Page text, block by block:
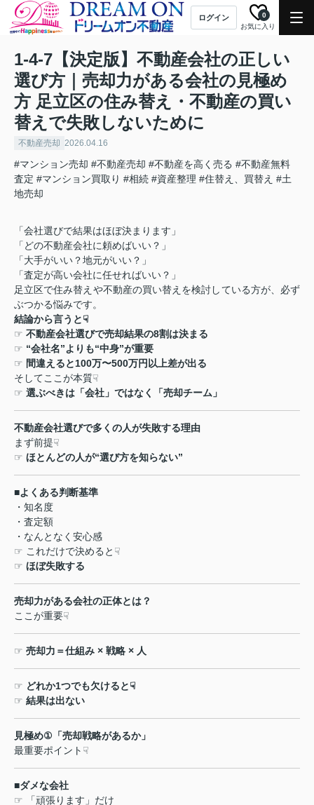
ログイン
お気に入り
0
1-4-7【決定版】不動産会社の正しい
選び方｜売却力がある会社の見極め
方 足立区の住み替え・不動産の買い
替えで失敗しないために
不動産売却 2026.04.16
#マンション売却 #不動産売却 #不動産を高く売る #不動産無料
査定 #マンション買取り #相続 #資産整理 #住替え、買替え #土
地売却
「会社選びで結果はほぼ決まります」
「どの不動産会社に頼めばいい？」
「大手がいい？地元がいい？」
「査定が高い会社に任せればいい？」
足立区で住み替えや不動産の買い替えを検討している方が、必ず
ぶつかる悩みです。
結論から言うと☟
☞ 不動産会社選びで売却結果の8割は決まる
☞ “会社名”よりも“中身”が重要
☞ 間違えると100万〜500万円以上差が出る
そしてここが本質☟
☞ 選ぶべきは「会社」ではなく「売却チーム」
不動産会社選びで多くの人が失敗する理由
まず前提☟
☞ ほとんどの人が“選び方を知らない”
■よくある判断基準
・知名度
・査定額
・なんとなく安心感
☞ これだけで決めると ☟
☞ ほぼ失敗する
売却力がある会社の正体とは？
ここが重要☟
☞ 売却力＝仕組み × 戦略 × 人
☞ どれか1つでも欠けると☟
☞ 結果は出ない
見極め① 「売却戦略があるか」
最重要ポイント ☟
■ダメな会社
☞
「頑張ります」だけ